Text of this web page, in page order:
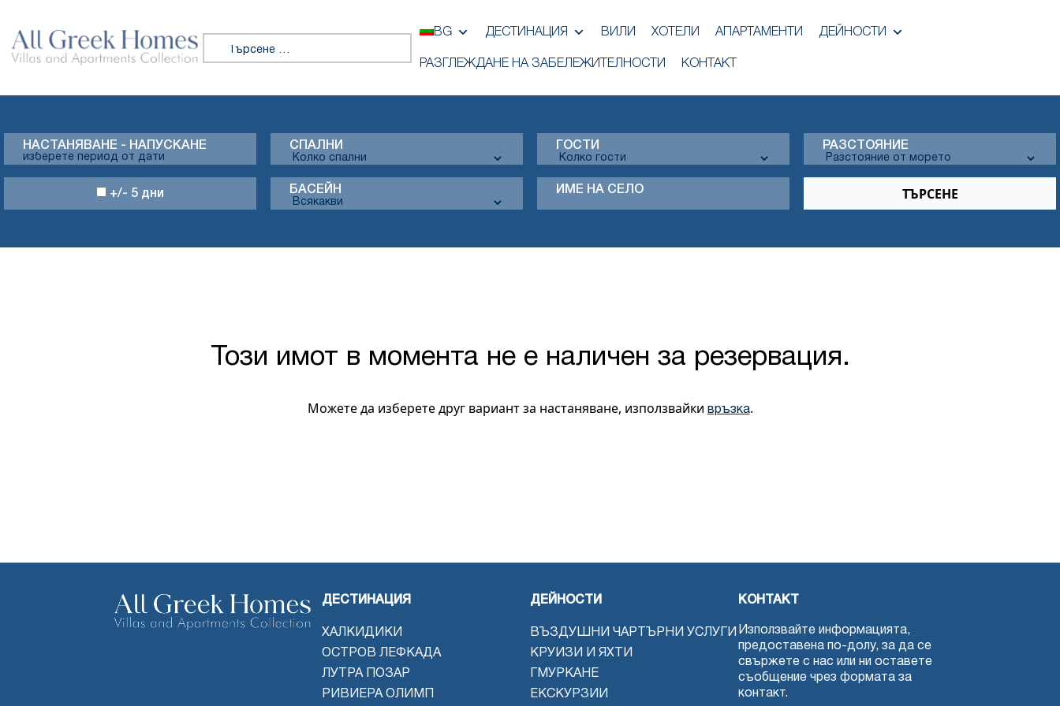
Търсене за:
BG ДЕСТИНАЦИЯ ВИЛИ ХОТЕЛИ АПАРТАМЕНТИ ДЕЙНОСТИ
РАЗГЛЕЖДАНЕ НА ЗАБЕЛЕЖИТЕЛНОСТИ КОНТАКТ
НАСТАНЯВАНЕ - НАПУСКАНЕ СПАЛНИ ГОСТИ РАЗСТОЯНИЕ
+/- 5 дни БАСЕЙН ИМЕ НА СЕЛО
Този имот в момента не е наличен за резервация.
Можете да изберете друг вариант за настаняване, използвайки връзка.
ДЕСТИНАЦИЯ
ХАЛКИДИКИ
ОСТРОВ ЛЕФКАДА
ЛУТРА ПОЗАР
РИВИЕРА ОЛИМП
ДЕЙНОСТИ
ВЪЗДУШНИ ЧАРТЪРНИ УСЛУГИ
КРУИЗИ И ЯХТИ
ГМУРКАНЕ
ЕКСКУРЗИИ
КОНТАКТ
Използвайте информацията,
предоставена по-долу, за да се
свържете с нас или ни оставете
съобщение чрез формата за
контакт.